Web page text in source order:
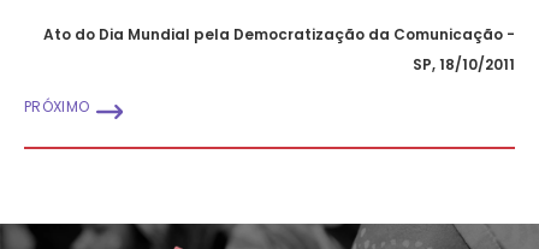
Ato do Dia Mundial pela Democratização da Comunicação -
SP, 18/10/2011
PRÓXIMO